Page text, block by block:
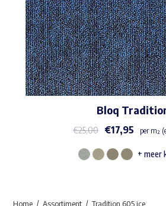
Bloq
€25,00 €17,95 per m²
Dit
+ meer
Home Assortiment Tradition 605 ice